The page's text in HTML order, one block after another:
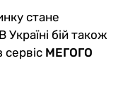
стане
бій також
МЕГОГО